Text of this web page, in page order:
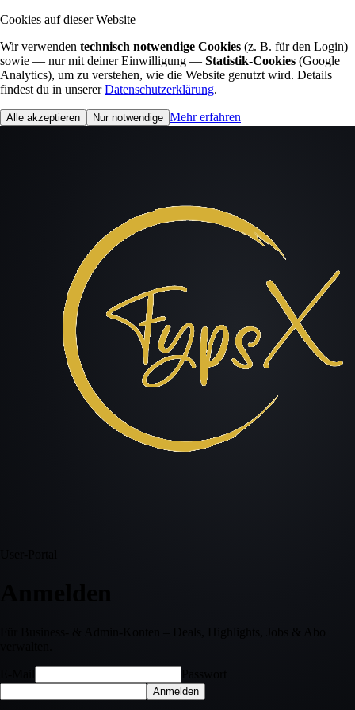
Cookies auf dieser Website
Wir verwenden technisch notwendige Cookies (z. B. für den Login)
sowie — nur mit deiner Einwilligung — Statistik-Cookies (Google
Analytics), um zu verstehen, wie die Website genutzt wird. Details
findest du in unserer Datenschutzerklärung.
Alle akzeptieren Nur notwendige Mehr erfahren
Anmelden